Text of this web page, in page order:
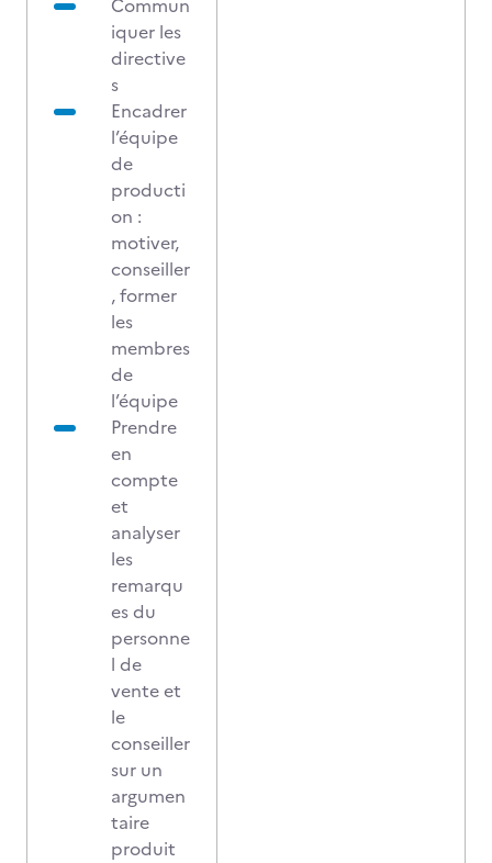
Commun
iquer les
directive
s
Encadrer
l’équipe
de
producti
on :
motiver,
conseiller
, former
les
membres
de
l’équipe
Prendre
en
compte
et
analyser
les
remarqu
es du
personne
l de
vente et
le
conseiller
sur un
argumen
taire
produit